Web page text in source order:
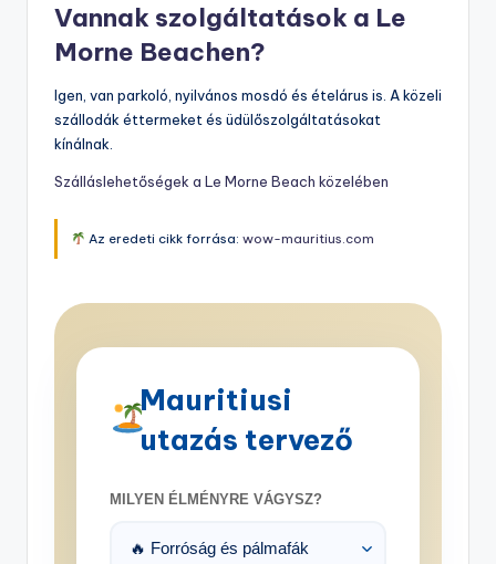
Vannak szolgáltatások a Le
Morne Beachen?
Igen, van parkoló, nyilvános mosdó és ételárus is. A közeli
szállodák éttermeket és üdülőszolgáltatásokat
kínálnak.
Szálláslehetőségek a Le Morne Beach közelében
Az eredeti cikk forrása:wow-mauritius.com
Mauritiusi
utazás tervező
MILYEN ÉLMÉNYRE VÁGYSZ?